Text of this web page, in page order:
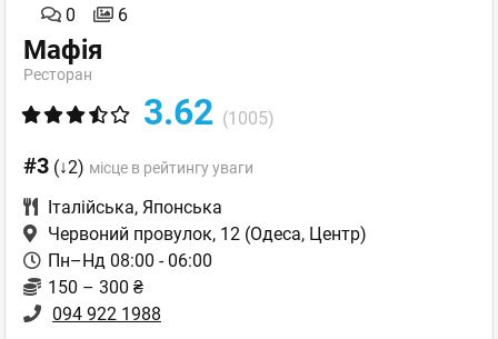
0 6
Мафія
Ресторан
3.62 (1005)
#3 (↓2) місце в рейтингу уваги
Італійська, Японська
Червоний провулок, 12 (Одеса, Центр)
Пн–Нд 08:00 - 06:00
150 – 300 ₴
094 922 1988